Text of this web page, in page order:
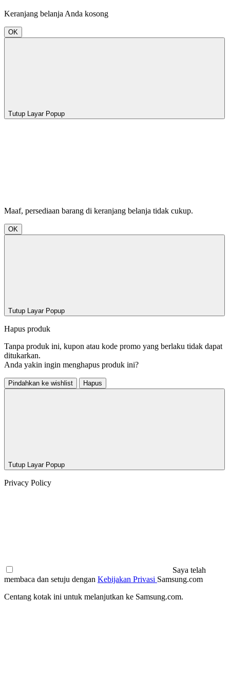
Keranjang belanja Anda kosong
OK
Tutup Layar Popup
Maaf, persediaan barang di keranjang belanja tidak cukup.
OK
Tutup Layar Popup
Hapus produk
Tanpa produk ini, kupon atau kode promo yang berlaku tidak dapat
ditukarkan.
Anda yakin ingin menghapus produk ini?
Pindahkan ke wishlist Hapus
Tutup Layar Popup
Privacy Policy
Saya telah
membaca dan setuju dengan Kebijakan Privasi Samsung.com
Centang kotak ini untuk melanjutkan ke Samsung.com.